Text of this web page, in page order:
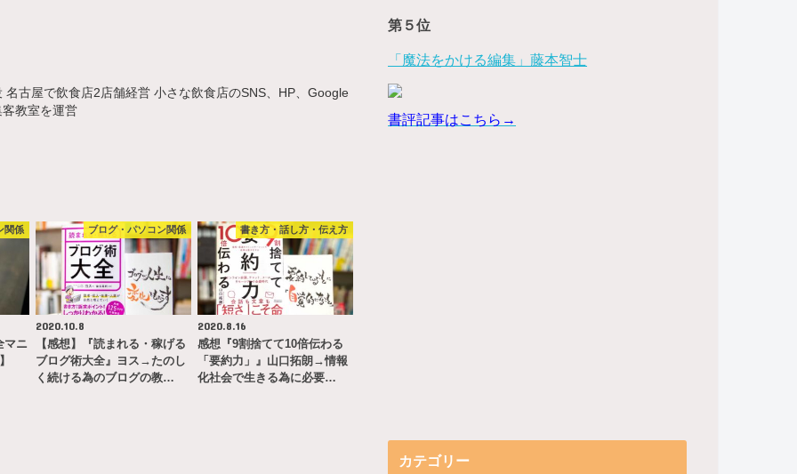
古屋で飲食店2店舗経営 小さな飲食店のSNS、HP、Google
教室を運営
関係
マニ
ブログ・パソコン関係
2020.10.8
【感想】『読まれる・稼げる
ブログ術大全』ヨス→たのし
く続ける為のブログの教…
書き方・話し方・伝え方
2020.8.16
感想『9割捨てて10倍伝わる
「要約力」』山口拓朗→情報
化社会で生きる為に必要…
第５位
「魔法をかける編集」藤本智士
書評記事はこちら→
カテゴリー